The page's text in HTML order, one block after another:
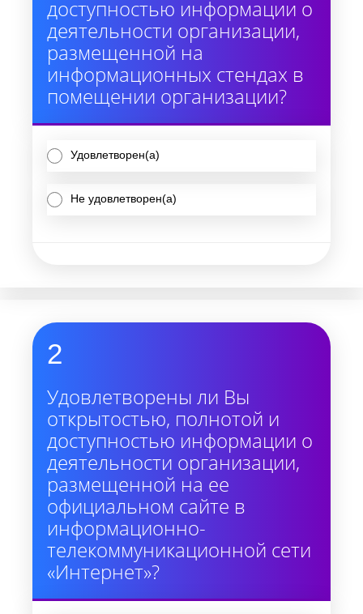
доступностью информации о
деятельности организации,
размещенной на
информационных стендах в
помещении организации?
Удовлетворен(а)
Не удовлетворен(а)
2
Удовлетворены ли Вы
открытостью, полнотой и
доступностью информации о
деятельности организации,
размещенной на ее
официальном сайте в
информационно-
телекоммуникационной сети
«Интернет»?